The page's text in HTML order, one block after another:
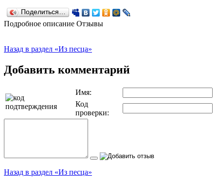
Поделиться…
Подробное описание Отзывы
Назад в раздел «Из песца»
Добавить комментарий
Имя:
Код
проверки:
Назад в раздел «Из песца»